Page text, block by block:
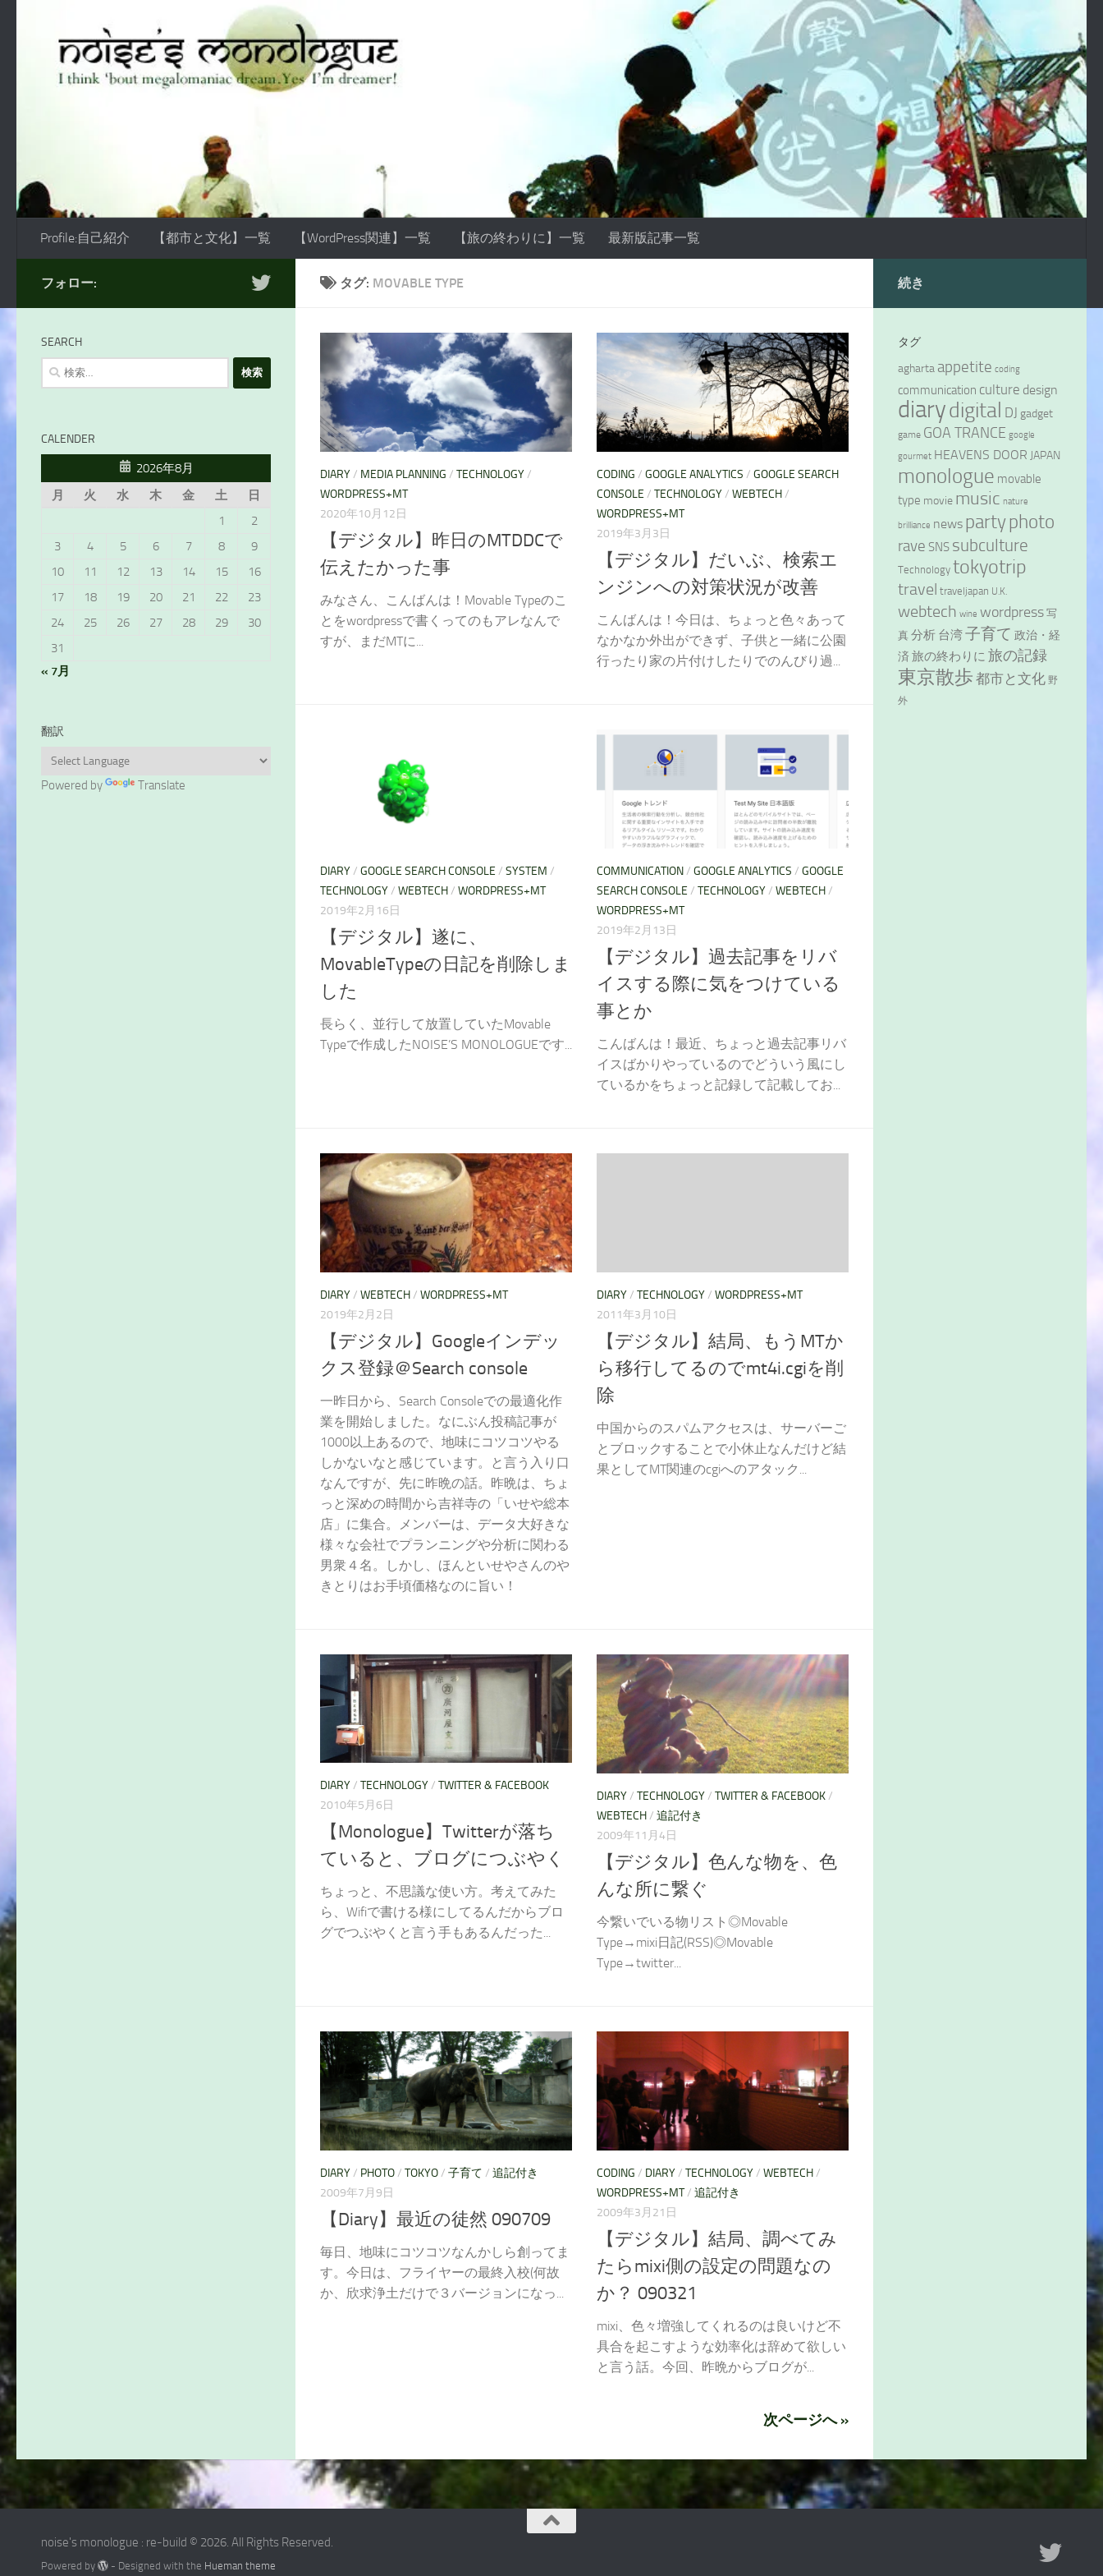
コンテンツへスキップ
Profile:自己紹介 【都市と文化】一覧 【WordPress関連】一覧 【旅の終わりに】一覧 最新版記事一覧
タグ: MOVABLE TYPE
DIARY/ MEDIA PLANNING / TECHNOLOGY/
WORDPRESS+MT
2020年10月12日
【デジタル】昨日のMTDDCで
伝えたかった事
みなさん、こんばんは！Movable Typeのこ
とをwordpressで書くってのもアレなんで
すが、まだMTに...
CODING / GOOGLE ANALYTICS / GOOGLE SEARCH
CONSOLE / TECHNOLOGY/ WEBTECH/
WORDPRESS+MT
2019年3月3日
【デジタル】だいぶ、検索エ
ンジンへの対策状況が改善
こんばんは！今日は、ちょっと色々あって
なかなか外出ができず、子供と一緒に公園
行ったり家の片付けしたりでのんびり過...
DIARY/ GOOGLE SEARCH CONSOLE / SYSTEM /
TECHNOLOGY/ WEBTECH/ WORDPRESS+MT
2019年2月16日
【デジタル】遂に、
MovableTypeの日記を削除しま
した
長らく、並行して放置していたMovable
Typeで作成したNOISE’S MONOLOGUEです...
COMMUNICATION/ GOOGLE ANALYTICS / GOOGLE
SEARCH CONSOLE / TECHNOLOGY/ WEBTECH/
WORDPRESS+MT
2019年2月13日
【デジタル】過去記事をリバ
イスする際に気をつけている
事とか
こんばんは！最近、ちょっと過去記事リバ
イスばかりやっているのでどういう風にし
ているかをちょっと記録して記載してお...
DIARY/ WEBTECH/ WORDPRESS+MT
2019年2月2日
【デジタル】Googleインデッ
クス登録＠Search console
一昨日から、Search Consoleでの最適化作
業を開始しました。なにぶん投稿記事が
1000以上あるので、地味にコツコツやる
しかないなと感じています。と言う入り口
なんですが、先に昨晩の話。昨晩は、ちょ
っと深めの時間から吉祥寺の「いせや総本
店」に集合。メンバーは、データ大好きな
様々な会社でプランニングや分析に関わる
男衆４名。しかし、ほんといせやさんのや
きとりはお手頃価格なのに旨い！
DIARY/ TECHNOLOGY/ WORDPRESS+MT
2011年3月10日
【デジタル】結局、もうMTか
ら移行してるのでmt4i.cgiを削
除
中国からのスパムアクセスは、サーバーご
とブロックすることで小休止なんだけど結
果としてMT関連のcgiへのアタック...
DIARY/ TECHNOLOGY/ TWITTER & FACEBOOK
2010年5月6日
【Monologue】Twitterが落ち
ていると、ブログにつぶやく
ちょっと、不思議な使い方。考えてみた
ら、Wifiで書ける様にしてるんだからブロ
グでつぶやくと言う手もあるんだった...
DIARY/ TECHNOLOGY/ TWITTER & FACEBOOK/
WEBTECH/ 追記付き
2009年11月4日
【デジタル】色んな物を、色
んな所に繋ぐ
今繋いでいる物リスト◎Movable
Type→mixi日記(RSS)◎Movable
Type→twitter...
DIARY/ PHOTO/ TOKYO/ 子育て / 追記付き
2009年7月9日
【Diary】最近の徒然 090709
毎日、地味にコツコツなんかしら創ってま
す。今日は、フライヤーの最終入校(何故
か、欣求浄土だけで３バージョンになっ...
CODING / DIARY/ TECHNOLOGY/ WEBTECH/
WORDPRESS+MT/ 追記付き
2009年3月21日
【デジタル】結局、調べてみ
たらmixi側の設定の問題なの
か？ 090321
mixi、色々増強してくれるのは良いけど不
具合を起こすような効率化は辞めて欲しい
と言う話。今回、昨晩からブログが...
次ページへ »
フォロー:
SEARCH
検
索:
CALENDER
2026年8月
月
火 水 木 金 土
日
1
2
3
4 5 6 7 8
9
10
11 12 13 14 15
16
17
18 19 20 21 22
23
24
25 26 27 28 29
30
31
« 7月
翻訳
Powered by Translate
続き
タグ
agharta appetite coding
communication culture design
diarydigital DJ gadget
game GOA TRANCE google
gourmet HEAVENS DOOR JAPAN
monologue movable
type movie music nature
brilliance news partyphoto
rave SNS subculture
Technology tokyotrip
travel traveljapan U.K.
webtech wine wordpress 写
真 分析 台湾子育て 政治・経
済 旅の終わりに 旅の記録
東京散歩 都市と文化 野
外
noise's monologue : re-build © 2026. All Rights Reserved.
Powered by - Designed with the Hueman theme